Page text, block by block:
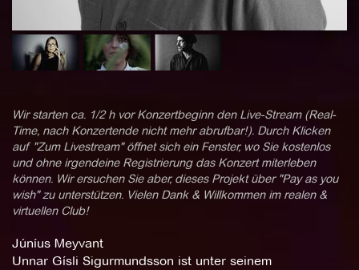
Wir starten ca. 1/2 h vor Konzertbeginn den Live-Stream (Real-
Time, nach Konzertende nicht mehr abrufbar!). Durch Klicken
auf "Zum Livestream" öffnet sich ein Fenster, wo Sie kostenlos
und ohne irgendeine Registrierung das Konzert miterleben
können. Wir ersuchen Sie aber, dieses Projekt über "Pay as you
wish" zu unterstützen. Vielen Dank & Willkommen im realen &
virtuellen Club!
Júníus Meyvant
Unnar Gísli Sigurmundsson ist unter seinem